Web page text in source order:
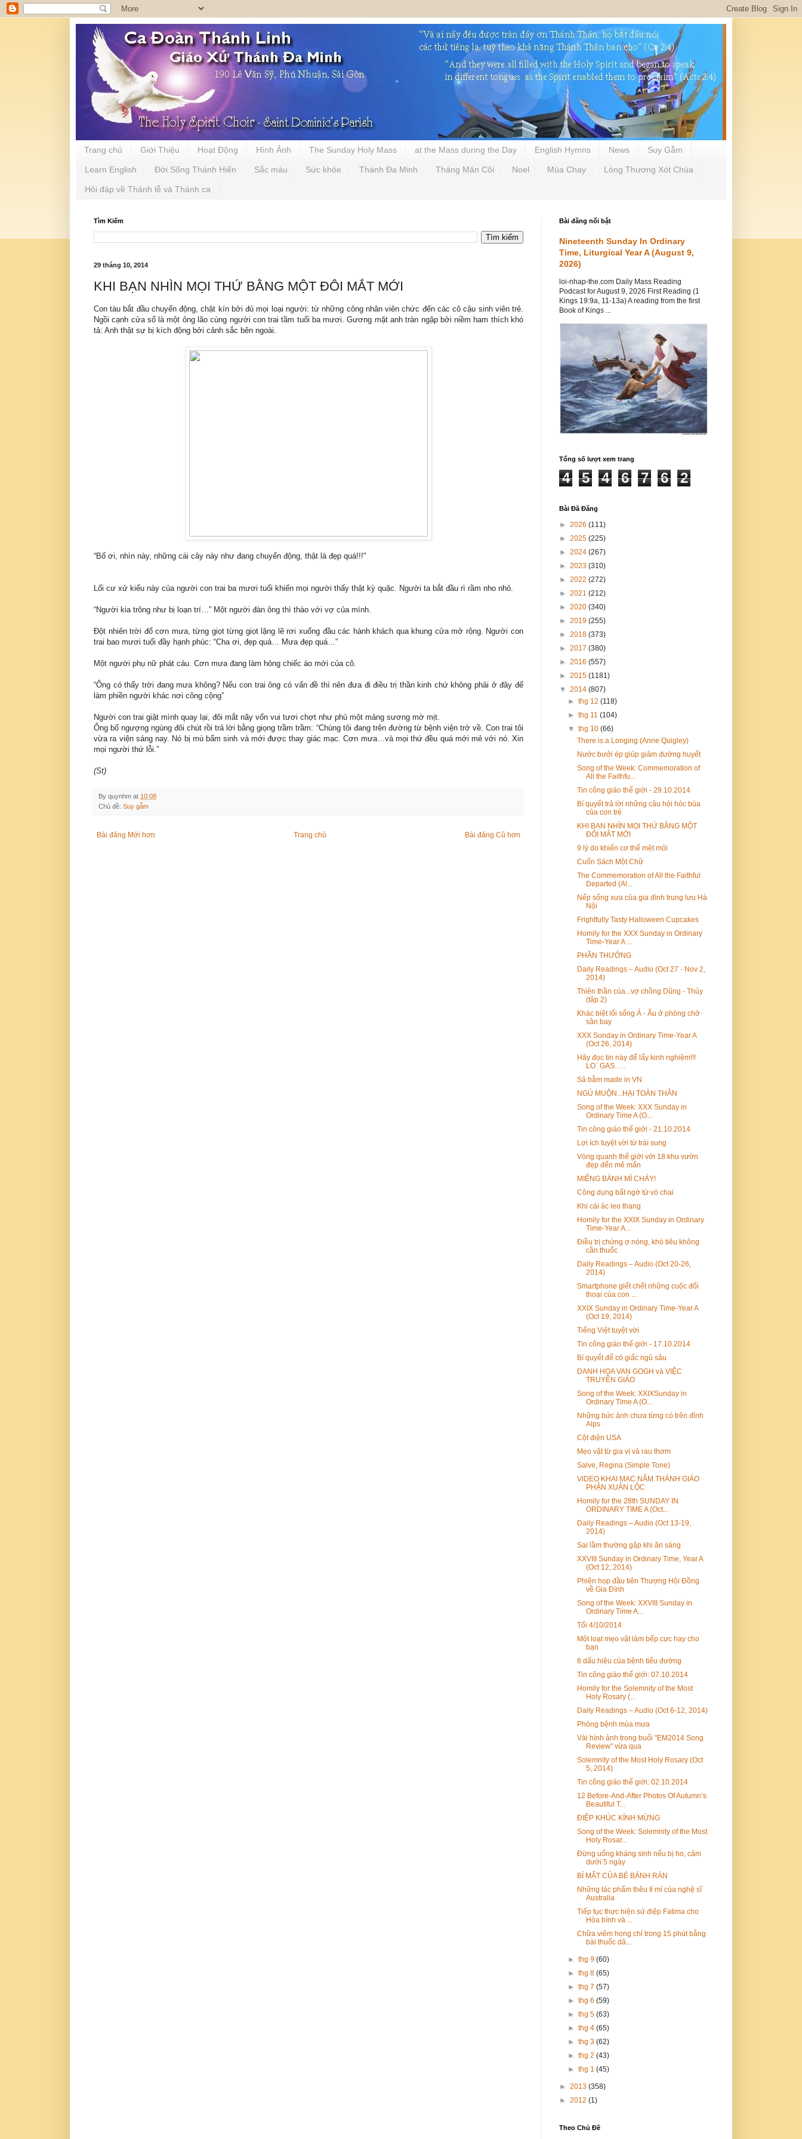
Trang chủ Giới Thiệu Hoạt Động Hình Ảnh The Sunday Holy Mass at the Mass during the Day English Hymns News Suy Gẫm
Learn English Đời Sống Thánh Hiến Sắc màu Sức khỏe Thánh Đa Minh Tháng Mân Côi Noel Mùa Chay Lòng Thương Xót Chúa
Hỏi đáp về Thánh lễ và Thánh ca
Tìm Kiếm
29 tháng 10, 2014
KHI BẠN NHÌN MỌI THỨ BẰNG MỘT ĐÔI MẮT MỚI
Con tàu bắt đầu chuyển động, chật kín bởi đủ mọi loại người: từ những công nhân viên chức đến các cô cậu sinh viên trẻ.
Ngồi cạnh cửa sổ là một ông lão cùng người con trai tầm tuổi ba mươi. Gương mặt anh tràn ngập bởi niềm ham thích khó
tả: Anh thật sự bị kích động bởi cảnh sắc bên ngoài.
“Bố ơi, nhìn này, những cái cây này như đang chuyển động, thật là đẹp quá!!!"
Lối cư xử kiểu này của người con trai ba mươi tuổi khiến mọi người thấy thật kỳ quặc. Người ta bắt đầu rì rầm nho nhỏ.
“Người kia trông như bị loạn trí…” Một người đàn ông thì thào với vợ của mình.
Đột nhiên trời đổ cơn mưa, từng giọt từng giọt lặng lẽ rơi xuống đầu các hành khách qua khung cửa mở rộng. Người con
trai bao mươi tuổi đầy hạnh phúc: “Cha ơi, đẹp quá… Mưa đẹp quá…”
Một người phụ nữ phát cáu. Cơn mưa đang làm hỏng chiếc áo mới của cô.
“Ông có thấy trời đang mưa không? Nếu con trai ông có vấn đề thì nên đưa đi điều trị thần kinh chứ không phải ở đây để
làm phiền người khác nơi công cộng”
Người con trai giật mình quay lại, đôi mắt nãy vốn vui tươi chợt như phủ một mảng sương mờ mịt.
Ông bố ngượng ngùng đôi chút rồi trả lời bằng giọng trầm trầm: “Chúng tôi đang trên đường từ bệnh viện trở về. Con trai tôi
vừa ra viện sáng nay. Nó bị mù bẩm sinh và mới được thay giác mạc. Cơn mưa…và mọi thứ đều quá mới mẻ với nó. Xin
mọi người thứ lỗi.”
(St)
By quynhm at 10:08
Chủ đề: Suy gẫm
Bài đăng Mới hơn Bài đăng Cũ hơn
Trang chủ
Bài đăng nổi bật
Nineteenth Sunday In Ordinary
Time, Liturgical Year A (August 9,
2026)
loi-nhap-the.com Daily Mass Reading
Podcast for August 9, 2026 First Reading (1
Kings 19:9a, 11-13a) A reading from the first
Book of Kings ...
Tổng số lượt xem trang
4 5 4 6 7 6 2
Bài Đã Đăng
► 2026 (111)
► 2025 (225)
► 2024 (267)
► 2023 (310)
► 2022 (272)
► 2021 (212)
► 2020 (340)
► 2019 (255)
► 2018 (373)
► 2017 (380)
► 2016 (557)
► 2015 (1181)
▼ 2014 (807)
►thg 12(118)
►thg 11(104)
▼thg 10(66)
There is a Longing (Anne Quigley)
Nước bưởi ép giúp giảm đường huyết
Song of the Week: Commemoration of
All the Faithfu...
Tin công giáo thế giới - 29.10.2014
Bí quyết trả lời những câu hỏi hóc búa
của con trẻ
KHI BẠN NHÌN MỌI THỨ BẰNG MỘT
ĐÔI MẮT MỚI
9 lý do khiến cơ thể mệt mỏi
Cuốn Sách Một Chữ
The Commemoration of All the Faithful
Departed (Al...
Nếp sống xưa của gia đình trung lưu Hà
Nội
Frightfully Tasty Halloween Cupcakes
Homily for the XXX Sunday in Ordinary
Time-Year A ...
PHẦN THƯỞNG
Daily Readings – Audio (Oct 27 - Nov 2,
2014)
Thiên thần của...vợ chồng Dũng - Thủy
(tập 2)
Khác biệt lối sống Á - Âu ở phòng chờ
sân bay
XXX Sunday in Ordinary Time-Year A
(Oct 26, 2014)
Hãy đọc tin này để lấy kinh nghiệm!!!
LO` GAS…..
Sả bằm made in VN
NGỦ MUỘN...HẠI TOÀN THÂN
Song of the Week: XXX Sunday in
Ordinary Time A (O...
Tin công giáo thế giới - 21.10.2014
Lợi ích tuyệt vời từ trái sung
Vòng quanh thế giới với 18 khu vườn
đẹp đến mê mẩn
MIẾNG BÁNH MÌ CHÁY!
Công dụng bất ngờ từ vỏ chai
Khi cái ác leo thang
Homily for the XXIX Sunday in Ordinary
Time-Year A...
Điều trị chứng ợ nóng, khó tiêu không
cần thuốc
Daily Readings – Audio (Oct 20-26,
2014)
Smartphone giết chết những cuộc đối
thoại của con ...
XXIX Sunday in Ordinary Time-Year A
(Oct 19, 2014)
Tiếng Việt tuyệt vời
Tin công giáo thế giới - 17.10.2014
Bí quyết để có giấc ngủ sâu
DANH HỌA VAN GOGH và VIỆC
TRUYỀN GIÁO
Song of the Week: XXIXSunday in
Ordinary Time A (O...
Những bức ảnh chưa từng có trên đỉnh
Alps
Cột điện USA
Mẹo vặt từ gia vị và rau thơm
Salve, Regina (Simple Tone)
VIDEO KHAI MẠC NĂM THÁNH GIÁO
PHẬN XUÂN LỘC
Homily for the 28th SUNDAY IN
ORDINARY TIME A (Oct...
Daily Readings – Audio (Oct 13-19,
2014)
Sai lầm thường gặp khi ăn sáng
XXVIII Sunday in Ordinary Time, Year A
(Oct 12, 2014)
Phiên họp đầu tiên Thượng Hội Đồng
về Gia Đình
Song of the Week: XXVIII Sunday in
Ordinary Time A...
Tối 4/10/2014
Một loạt mẹo vặt làm bếp cực hay cho
bạn
8 dấu hiệu của bệnh tiểu đường
Tin công giáo thế giới: 07.10.2014
Homily for the Solemnity of the Most
Holy Rosary (...
Daily Readings – Audio (Oct 6-12, 2014)
Phòng bệnh mùa mưa
Vài hình ảnh trong buổi "EM2014 Song
Review" vừa qua
Solemnity of the Most Holy Rosary (Oct
5, 2014)
Tin công giáo thế giới: 02.10.2014
12 Before-And-After Photos Of Autumn’s
Beautiful T...
ĐIỆP KHÚC KÍNH MỪNG
Song of the Week: Solemnity of the Most
Holy Rosar...
Đừng uống kháng sinh nếu bị ho, cảm
dưới 5 ngày
BÍ MẬT CỦA BÉ BÁNH RÁN
Những tác phẩm thêu tỉ mỉ của nghệ sĩ
Australia
Tiếp tục thực hiện sứ điệp Fatima cho
Hòa bình và ...
Chữa viêm họng chỉ trong 15 phút bằng
bài thuốc dâ...
►thg 9(60)
►thg 8(65)
►thg 7(57)
►thg 6(59)
►thg 5(63)
►thg 4(65)
►thg 3(62)
►thg 2(43)
►thg 1(45)
► 2013 (358)
► 2012 (1)
Theo Chủ Đề